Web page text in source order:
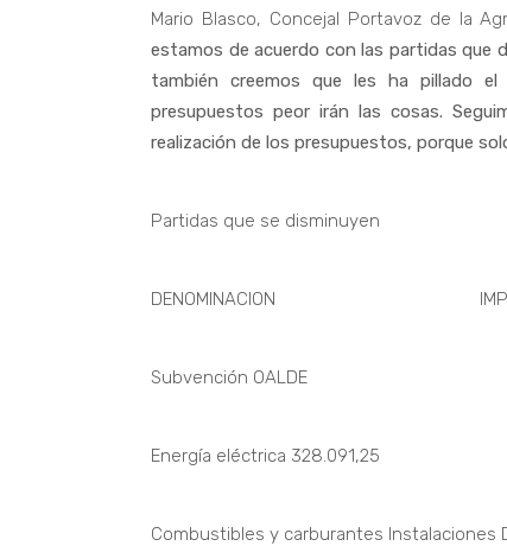
Mario Blasco, Concejal Portavoz de la
estamos de acuerdo con las partidas que
también creemos que les ha pillado
presupuestos peor irán las cosas.
realización de los presupuestos, porque
Partidas que se disminuyen
DENOMINACION IMPORTE
Subvención OALDE
Energía eléctrica 328.091,25
Combustibles y carburantes Instalaciones